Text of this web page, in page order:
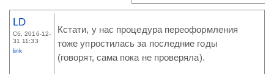
LD
Сб, 2016-12-
31 11:33
link
Кстати, у нас процедура переоформления
тоже упростилась за последние годы
(говорят, сама пока не проверяла).